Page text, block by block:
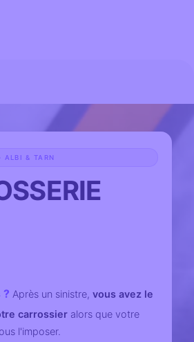
ALBI & TARN
? Après un sinistre, vous avez le
carrossier alors que votre
l'imposer.